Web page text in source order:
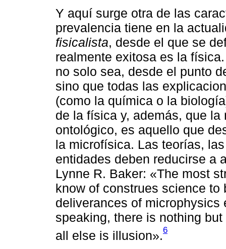
Y aquí surge otra de las
prevalencia tiene en la
fisicalista, desde el que se
realmente exitosa es la
no solo sea, desde el punto
sino que todas las
(como la química o la
de la física y, además, que
ontológico, es aquello que
la microfísica. Las teorías,
entidades deben reducirse a
Lynne R. Baker: «The most
know of construes science
deliverances of microphysics
speaking, there is nothing
all else is illusion».6